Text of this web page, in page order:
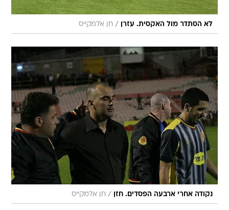
לא הסתדר מול האקסית. עזרן / חן אלמקייס
נקודה אחרי ארבעה הפסדים. חזן / חן אלמקייס